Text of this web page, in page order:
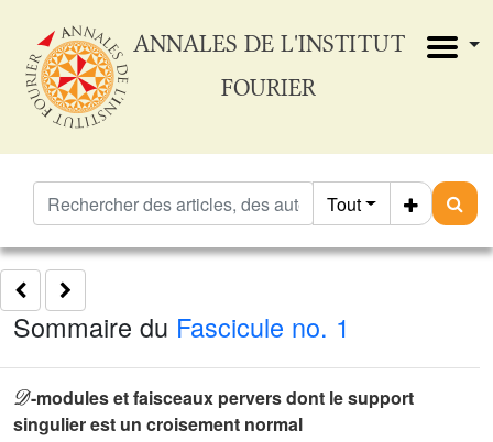
ANNALES DE L'INSTITUT
FOURIER
Tout
Sommaire du Fascicule no. 1
𝒟
-modules et faisceaux pervers dont le support
singulier est un croisement normal